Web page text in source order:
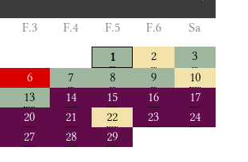
F.3 F.4 F.5 F.6
Sa
1
2
3
6 7 8 9
10
13 14 15 16
17
20 21 22 23
24
27 28 29